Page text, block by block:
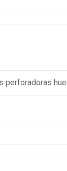
perforadoras